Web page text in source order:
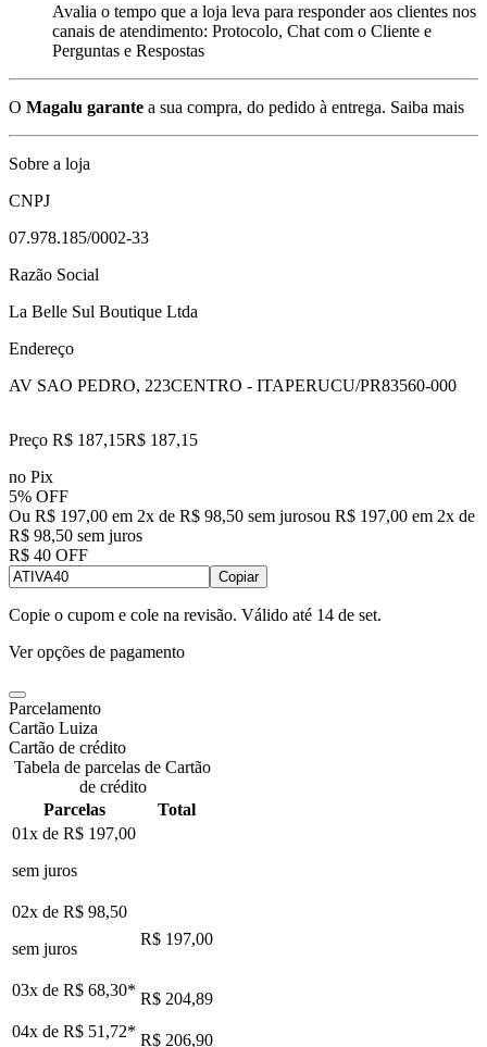
Avalia o tempo que a loja leva para responder aos clientes nos
canais de atendimento: Protocolo, Chat com o Cliente e
Perguntas e Respostas
O Magalu garante a sua compra, do pedido à entrega. Saiba mais
Sobre a loja
CNPJ
07.978.185/0002-33
Razão Social
La Belle Sul Boutique Ltda
Endereço
AV SAO PEDRO, 223CENTRO - ITAPERUCU/PR83560-000
Preço R$ 187,15R$ 187,15
no Pix
5% OFF
Ou R$ 197,00 em 2x de R$ 98,50 sem jurosou R$ 197,00 em 2x de
R$ 98,50 sem juros
R$ 40 OFF
Copiar
Copie o cupom e cole na revisão. Válido até 14 de set.
Ver opções de pagamento
Parcelamento
Cartão Luiza
Cartão de crédito
Tabela de parcelas de Cartão
de crédito
Parcelas
Total
01x de R$ 197,00
sem juros
02x de R$ 98,50
sem juros
R$ 197,00
03x de R$ 68,30* R$ 204,89
04x de R$ 51,72* R$ 206,90